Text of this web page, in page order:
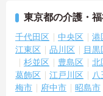
東京都の介護・
千代田区 中央区 港
江東区
品川区 目黒
杉並区
豊島区 北
葛飾区
江戸川区
梅市
府中市 昭島市